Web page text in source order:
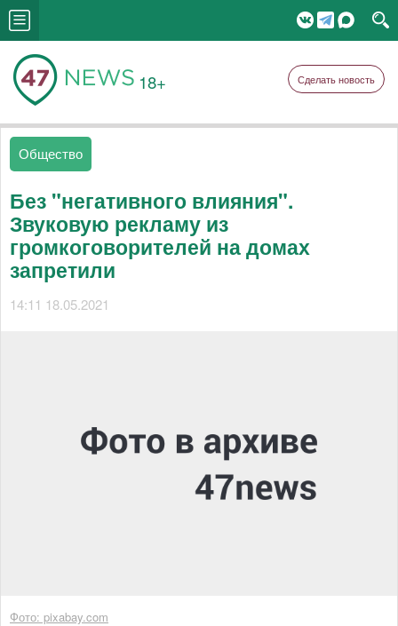
18+ Сделать новость
Общество
Без "негативного влияния".
Звуковую рекламу из
громкоговорителей на домах
запретили
14:11 18.05.2021
Фото: pixabay.com